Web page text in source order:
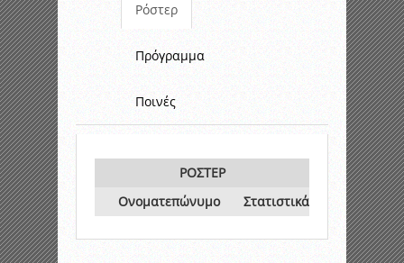
Ρόστερ
Πρόγραμμα
Ποινές
ΡΟΣΤΕΡ
Ονοματεπώνυμο
Στατιστικά